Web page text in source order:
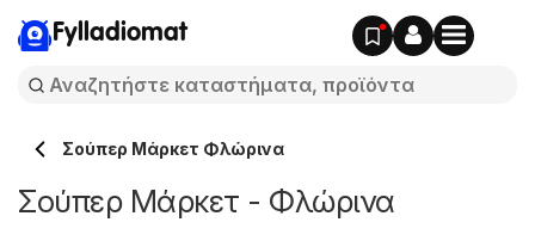
Fylladiomat
Σούπερ Μάρκετ Φλώρινα
Σούπερ Μάρκετ - Φλώρινα